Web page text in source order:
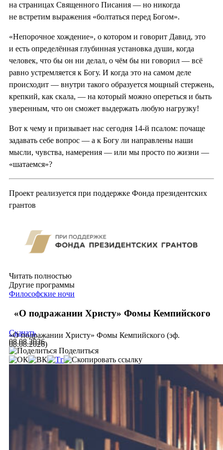
на страницах Священного Писания — но никогда
не встретим выражения «болтаться перед Богом».
«Непорочное хождение», о котором и говорит Давид, это
и есть определённая глубинная установка души, когда
человек, что бы он ни делал, о чём бы ни говорил — всё
равно устремляется к Богу. И когда это на самом деле
происходит — внутри такого образуется мощный стержень,
крепкий, как скала, — на который можно опереться и быть
уверенным, что он сможет выдержать любую нагрузку!
Вот к чему и призывает нас сегодня 14-й псалом: почаще
задавать себе вопрос — а к Богу ли направлены наши
мысли, чувства, намерения — или мы просто по жизни —
«шатаемся»?
Проект реализуется при поддержке Фонда президентских
грантов
Читать полностью
Другие программы
Философские ночи
«О подражании Христу» Фомы Кемпийского
«О подражании Христу» Фомы Кемпийского (эф.
08.08.2026)
Скачать
08.08.2026
Поделиться